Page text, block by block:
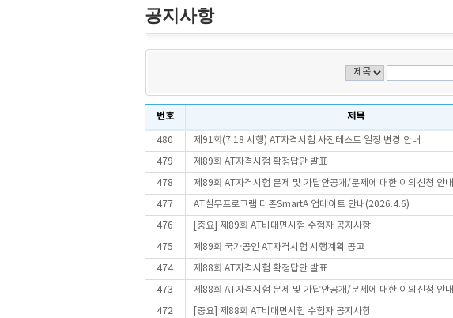
공지사항
번호 제목
480 제91회(7.18 시행) AT자격시험 사전테스트 일정 변경 안내
479 제89회 AT자격시험 확정답안 발표
478 제89회 AT자격시험 문제 및 가답안공개/문제에 대한 이의신청 안내
477 AT실무프로그램 더존SmartA 업데이트 안내(2026.4.6)
476 [중요] 제89회 AT비대면시험 수험자 공지사항
475 제89회 국가공인 AT자격시험 시행계획 공고
474 제88회 AT자격시험 확정답안 발표
473 제88회 AT자격시험 문제 및 가답안공개/문제에 대한 이의신청 안내
472 [중요] 제88회 AT비대면시험 수험자 공지사항